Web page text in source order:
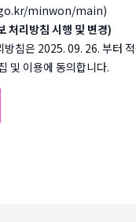
minwon/main)
처리방침 시행 및 변경)
방침은 2025. 09. 26. 부터
및 이용에 동의합니다.